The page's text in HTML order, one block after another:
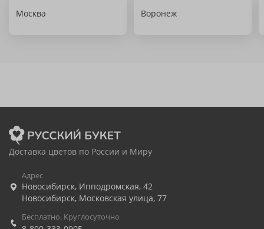
Москва Воронеж
Доставка цветов по России и Миру
Адрес
Новосибирск, Ипподромская, 42
Новосибирск, Московская улица, 77
Бесплатно. Круглосуточно